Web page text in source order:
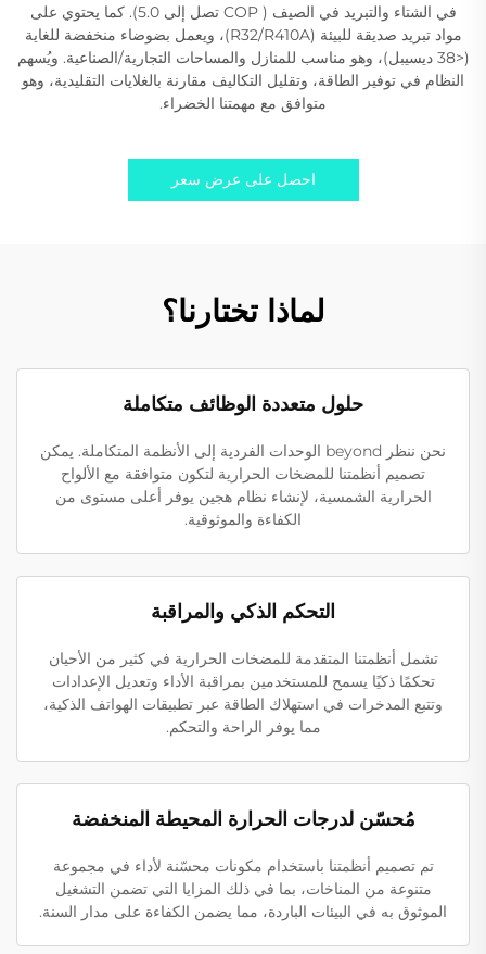
في الشتاء والتبريد في الصيف ( COP تصل إلى 5.0). كما يحتوي على
مواد تبريد صديقة للبيئة (R32/R410A)، ويعمل بضوضاء منخفضة للغاية
(<38 ديسيبل)، وهو مناسب للمنازل والمساحات التجارية/الصناعية. ويُسهم
النظام في توفير الطاقة، وتقليل التكاليف مقارنة بالغلايات التقليدية، وهو
متوافق مع مهمتنا الخضراء.
احصل على عرض سعر
لماذا تختارنا؟
حلول متعددة الوظائف متكاملة
نحن ننظر beyond الوحدات الفردية إلى الأنظمة المتكاملة. يمكن
تصميم أنظمتنا للمضخات الحرارية لتكون متوافقة مع الألواح
الحرارية الشمسية، لإنشاء نظام هجين يوفر أعلى مستوى من
الكفاءة والموثوقية.
التحكم الذكي والمراقبة
تشمل أنظمتنا المتقدمة للمضخات الحرارية في كثير من الأحيان
تحكمًا ذكيًا يسمح للمستخدمين بمراقبة الأداء وتعديل الإعدادات
وتتبع المدخرات في استهلاك الطاقة عبر تطبيقات الهواتف الذكية،
مما يوفر الراحة والتحكم.
مُحسّن لدرجات الحرارة المحيطة المنخفضة
تم تصميم أنظمتنا باستخدام مكونات محسّنة لأداء في مجموعة
متنوعة من المناخات، بما في ذلك المزايا التي تضمن التشغيل
الموثوق به في البيئات الباردة، مما يضمن الكفاءة على مدار السنة.